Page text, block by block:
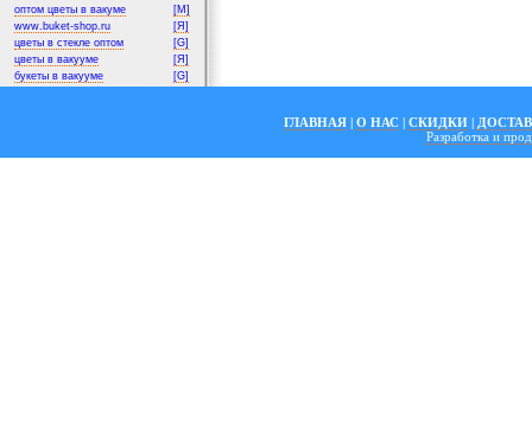
оптом цветы в вакуме
[M]
www.buket-shop.ru
[Я]
цветы в стекле оптом
[G]
цветы в вакууме
[Я]
букеты в вакууме
[G]
ГЛАВНАЯ | О НАС | СКИДКИ |
Разработка и